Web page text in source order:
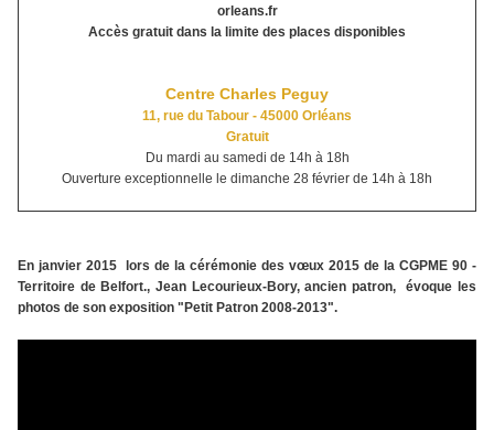
orleans.fr
Accès gratuit dans la limite des places disponibles
Centre Charles Peguy
11, rue du Tabour - 45000 Orléans
Gratuit
Du mardi au samedi de 14h à 18h
Ouverture exceptionnelle le dimanche 28 février de 14h à 18h
En janvier 2015 lors de la cérémonie des vœux 2015 de la CGPME 90 -
Territoire de Belfort., Jean Lecourieux-Bory, ancien patron, évoque les
photos de son exposition "Petit Patron 2008-2013".